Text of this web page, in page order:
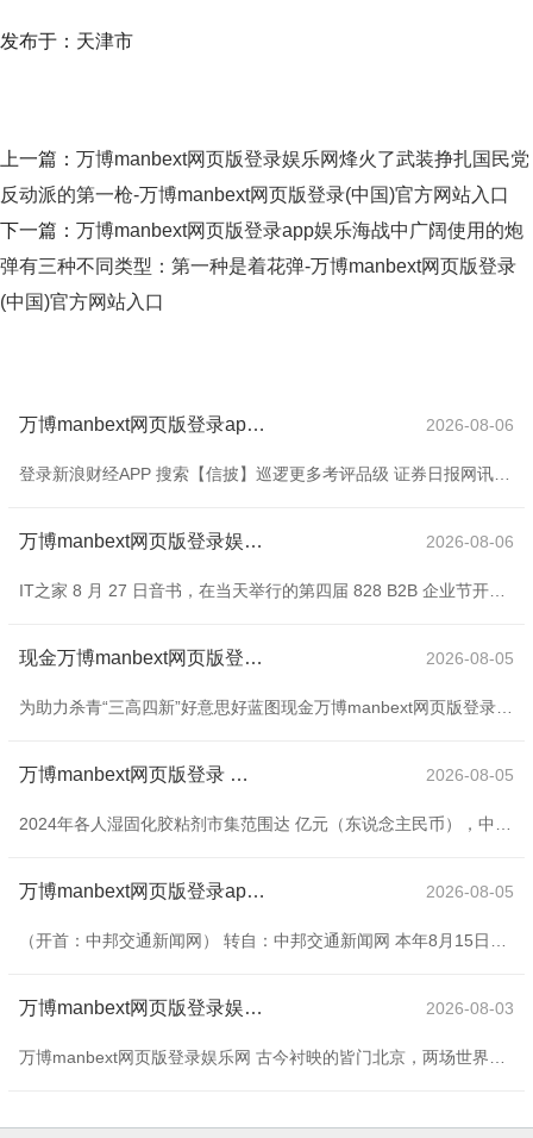
发布于：天津市
上一篇： 万博manbext网页版登录娱乐网烽火了武装挣扎国民党
反动派的第一枪-万博manbext网页版登录(中国)官方网站入口
下一篇： 万博manbext网页版登录app娱乐海战中广阔使用的炮
弹有三种不同类型：第一种是着花弹-万博manbext网页版登录
(中国)官方网站入口
万博manbext网页版登录app官网具体信息请寄望公司的依期报告-万博manbext网页版登录(中国)官方网站入口 2026-08-06
万博manbext网页版登录娱乐网中国 AI 算力需求呈现指数级增长-万博manbext网页版登录(中国)官方网站入口 2026-08-06
现金万博manbext网页版登录app平台围绕该鸿沟至少有3个得胜投资并退出的股权投资案例-万博manbext网页版登录(中国)官方网站入口 2026-08-05
万博manbext网页版登录 其他是湿固化胶粘剂的主要讹诈领域-万博manbext网页版登录(中国)官方网站入口 2026-08-05
万博manbext网页版登录app官网为新时间生态环境管理提供可复制、可扩充的绿色范式-万博manbext网页版登录(中国)官方网站入口 2026-08-05
万博manbext网页版登录娱乐网&ldquo;摘掉&rdquo;电缆线、安全绳-万博manbext网页版登录(中国)官方网站入口 2026-08-03